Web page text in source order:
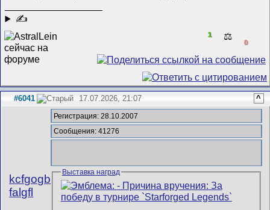
✍
1 ⚖️
0
#6041 17.07.2026, 21:07 ^
kcfgogb
falgfl
Регистрация: 28.10.2007
Сообщения: 41276
Выставка наград